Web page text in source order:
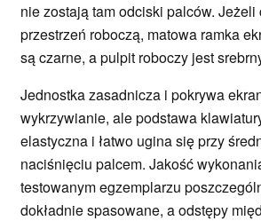
nie zostają tam odciski palców. Jeżeli
przestrzeń roboczą, matowa ramka
są czarne, a pulpit roboczy jest
Jednostka zasadnicza i pokrywa
wykrzywianie, ale podstawa
elastyczna i łatwo ugina się przy
naciśnięciu palcem. Jakość
testowanym egzemplarzu
dokładnie spasowane, a odstępy